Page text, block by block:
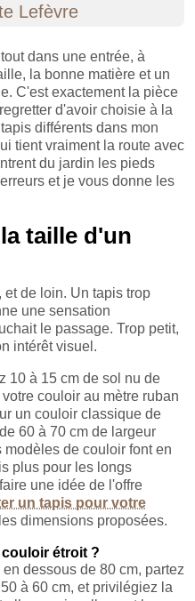
dans une entrée, à
la bonne matière et un
C'est exactement la pièce
d'avoir choisie à la
différents dans mon
tient vraiment la route avec
du jardin les pieds
et je vous donne les
taille d'un
et de loin. Un tapis trop
une sensation
le passage. Trop petit,
intérêt visuel.
10 à 15 cm de sol nu de
couloir au mètre ruban
un couloir classique de
60 à 70 cm de largeur
de couloir font en
plus pour les longs
une idée de l'offre
un tapis pour votre
dimensions proposées.
étroit ?
dessous de 80 cm, partez
à 60 cm, et privilégiez la
Lefèvre